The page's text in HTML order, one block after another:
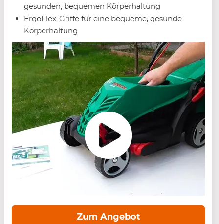
gesunden, bequemen Körperhaltung
ErgoFlex-Griffe für eine bequeme, gesunde
Körperhaltung
Zum Angebot